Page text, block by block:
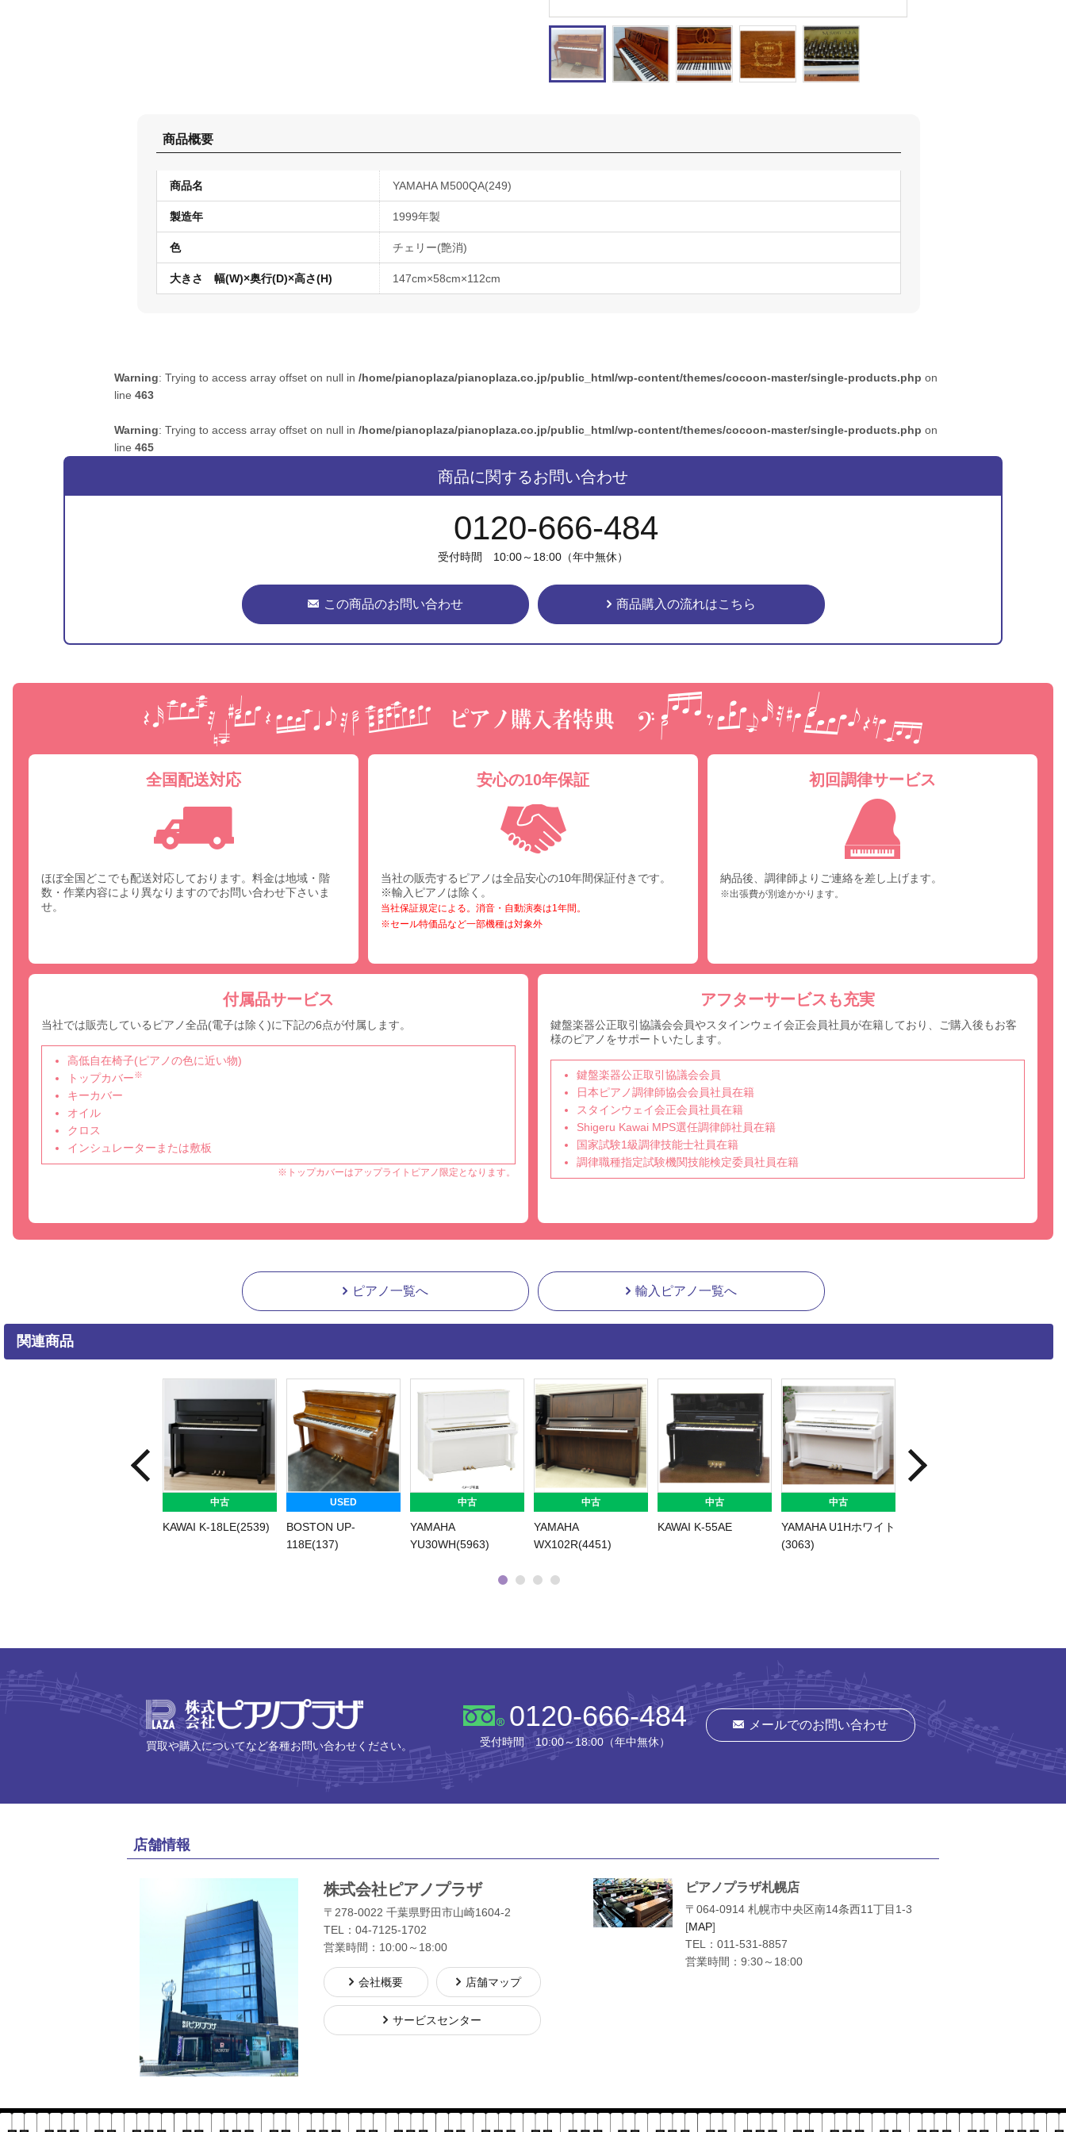
商品概要
商品名 YAMAHA M500QA(249)
製造年 1999年製
色 チェリー(艶消)
大きさ 幅(W)×奥行(D)×高さ(H) 147cm×58cm×112cm
Warning: Trying to access array offset on null in /home/pianoplaza/pianoplaza.co.jp/public_html/wp-content/themes/cocoon-master/single-products.php on
line 463
Warning: Trying to access array offset on null in /home/pianoplaza/pianoplaza.co.jp/public_html/wp-content/themes/cocoon-master/single-products.php on
line 465
商品に関するお問い合わせ
0120-666-484
受付時間 10:00～18:00（年中無休）
この商品のお問い合わせ 商品購入の流れはこちら
ピ
全国配送対応
ほぼ全国どこでも配送対応しております。料金は地域・階
数・作業内容により異なりますのでお問い合わせ下さいま
せ。
安心の10年保証
当社の販売するピアノは全品安心の10年間保証付きです。
※輸入ピアノは除く。
当社保証規定による。消音・自動演奏は1年間。
※セール特価品など一部機種は対象外
初回調律サービス
納品後、調律師よりご連絡を差し上げます。
※出張費が別途かかります。
付属品サービス
当社では販売しているピアノ全品(電子は除く)に下記の6点が付属します。
高低自在椅子(ピアノの色に近い物)
トップカバー※
キーカバー
オイル
クロス
インシュレーターまたは敷板
※トップカバーはアップライトピアノ限定となります。
アフターサービスも充実
鍵盤楽器公正取引協議会会員やスタインウェイ会正会員社員が在籍しており、ご購入後もお客
様のピアノをサポートいたします。
鍵盤楽器公正取引協議会会員
日本ピアノ調律師協会会員社員在籍
スタインウェイ会正会員社員在籍
Shigeru Kawai MPS選任調律師社員在籍
国家試験1級調律技能士社員在籍
調律職種指定試験機関技能検定委員社員在籍
ピアノ一覧へ 輸入ピアノ一覧へ
関連商品
中古
KAWAI K-18LE(2539)
USED
BOSTON UP-
118E(137)
中古
YAMAHA
YU30WH(5963)
中古
YAMAHA
WX102R(4451)
中古
KAWAI K-55AE
中古
YAMAHA U1Hホワイト
(3063)
株式会社ピアノプラザ
買取や購入についてなど各種お問い合わせください。
0120-666-484
受付時間 10:00～18:00（年中無休）
メールでのお問い合わせ
店舗情報
株式会社ピアノプラザ
〒278-0022 千葉県野田市山崎1604-2
TEL： 04-7125-1702
営業時間：10:00～18:00
会社概要 店舗マップ
サービスセンター
ピアノプラザ札幌店
〒064-0914 札幌市中央区南14条西11丁目1-3
[MAP]
TEL： 011-531-8857
営業時間：9:30～18:00